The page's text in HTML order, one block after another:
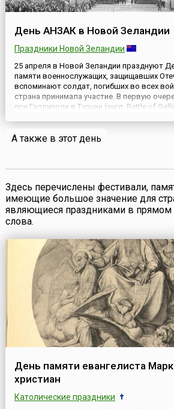
День АНЗАК в Новой Зеландии
Праздники Новой Зеландии
25 апреля в Новой Зеландии празднуют
памяти военнослужащих, защищавших
вспоминают солдат, погибших во всех
страна принимала участие. В первую
при Галлиполи в Турции (англ. Battle of
Австралии, именуемые АНЗАК (сокращенно
А также в этот день
Здесь перечислены фестивали,
имеющие большое значение для
являющиеся праздниками в прямом
слова.
День памяти евангелиста
христиан
Католические праздники